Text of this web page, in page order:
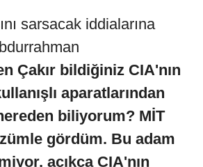
sarsacak iddialarına
Çakır bildiğiniz CIA'nın
aparatlarından
biliyorum? MİT
gördüm. Bu adam
açıkça CIA'nın